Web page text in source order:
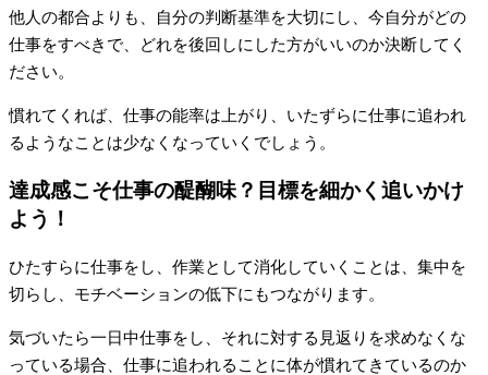
他人の都合よりも、自分の判断基準を大切にし、今自分がどの
仕事をすべきで、どれを後回しにした方がいいのか決断してく
ださい。
慣れてくれば、仕事の能率は上がり、いたずらに仕事に追われ
るようなことは少なくなっていくでしょう。
達成感こそ仕事の醍醐味？目標を細かく追いかけ
よう！
ひたすらに仕事をし、作業として消化していくことは、集中を
切らし、モチベーションの低下にもつながります。
気づいたら一日中仕事をし、それに対する見返りを求めなくな
っている場合、仕事に追われることに体が慣れてきているのか